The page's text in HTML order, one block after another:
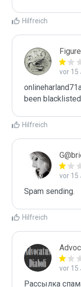
Hilfreich
vor 15
been
Hilfreich
vor 15
Spam sending.
Hilfreich
vor 15
Рассылка